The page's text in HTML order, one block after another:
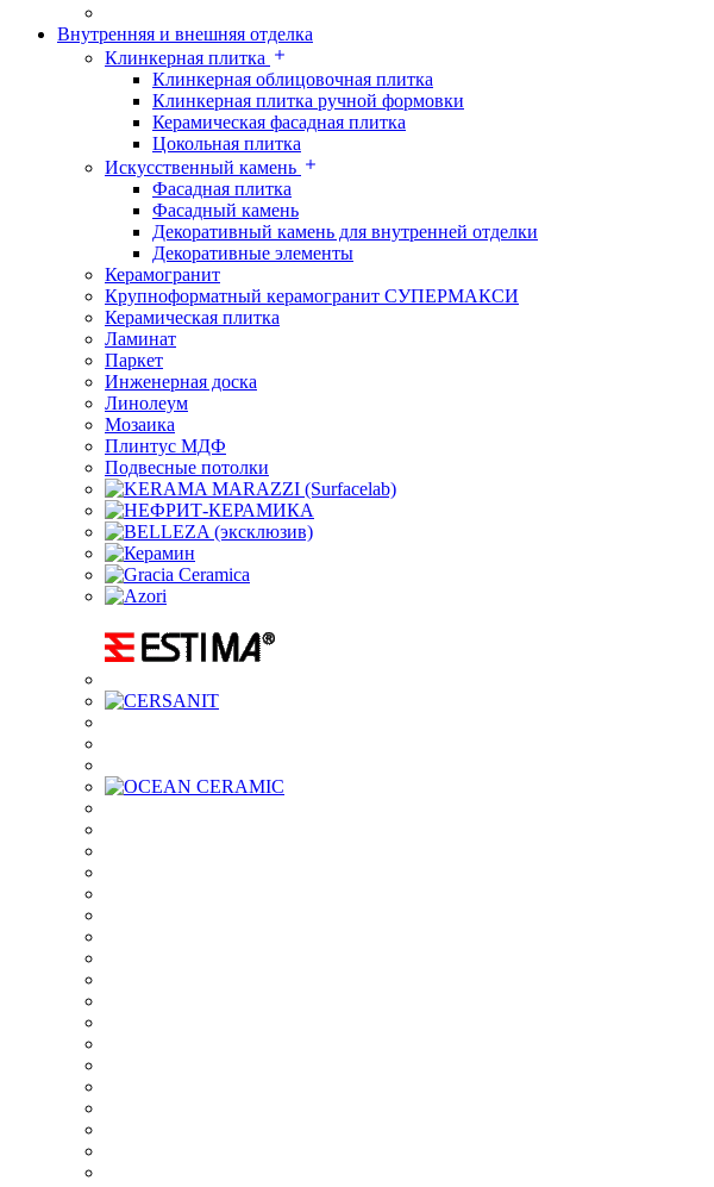
Внутренняя и внешняя отделка
Клинкерная плитка
Клинкерная облицовочная плитка
Клинкерная плитка ручной формовки
Керамическая фасадная плитка
Цокольная плитка
Искусственный камень
Фасадная плитка
Фасадный камень
Декоративный камень для внутренней отделки
Декоративные элементы
Керамогранит
Крупноформатный керамогранит СУПЕРМАКСИ
Керамическая плитка
Ламинат
Паркет
Инженерная доска
Линолеум
Мозаика
Плинтус МДФ
Подвесные потолки